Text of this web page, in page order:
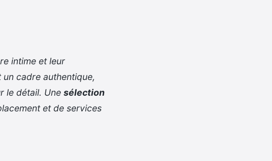
intime et leur
cadre authentique,
le détail. Une sélection
et de services